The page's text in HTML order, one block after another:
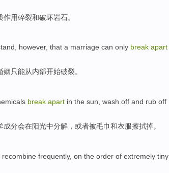
作用碎裂和破坏岩石。
however, that a marriage can only break apart
姻只能从内部开始破裂。
break apart in the sun , wash off and rub off
成分会在阳光中分解 ， 或者被毛巾和衣服擦拭掉。
recombine frequently, on the order of extremely tiny